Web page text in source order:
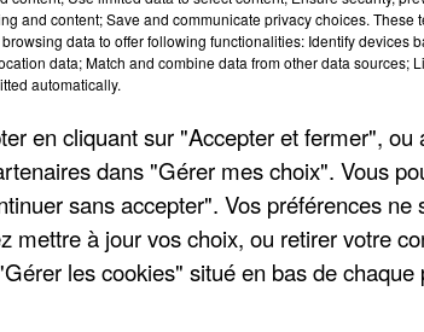
paroissiale et de l'association des
sont fragilisés par la crise. Près de
prochaine distribution aura lieu
des denrées alimentaires, des
and content; Save and communicate privacy choices. These
data to offer following functionalities: Identify devices
data; Match and combine data from other data sources;
automatically.
en cliquant sur "Accepter et fermer", ou
dans "Gérer mes choix". Vous
sans accepter". Vos préférences ne
mettre à jour vos choix, ou retirer votre
les cookies" situé en bas de chaque